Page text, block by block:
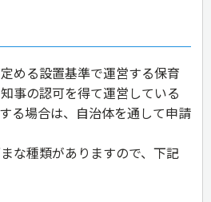
める設置基準で運営する保育
事の認可を得て運営している
る場合は、自治体を通して申請
な種類がありますので、下記